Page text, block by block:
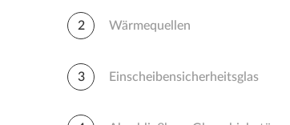
2 Wärmequellen
3 Einscheibensicherheitsglas